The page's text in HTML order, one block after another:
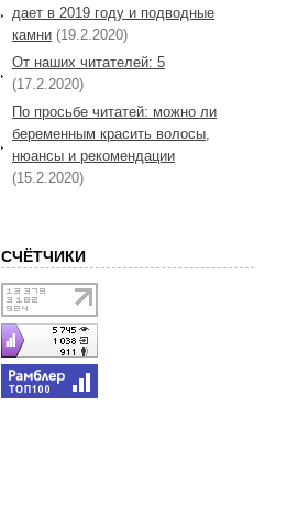
дает в 2019 году и подводные
камни (19.2.2020)
От наших читателей: 5
(17.2.2020)
По просьбе читатей: можно ли
беременным красить волосы,
нюансы и рекомендации
(15.2.2020)
СЧЁТЧИКИ